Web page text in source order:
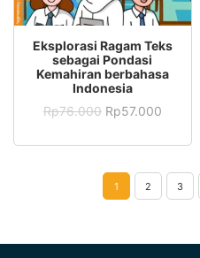
ADD TO CART
Eksplorasi Ragam Teks
sebagai Pondasi
Kemahiran berbahasa
Indonesia
Rp76.000 Rp57.000
1 2 3